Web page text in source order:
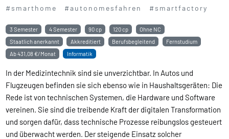
#smarthome #autonomesfahren #smartfactory
3 Semester 4 Semester 90 cp 120 cp
Ohne NC
Staatlich anerkannt
Akkreditiert Berufsbegleitend
Fernstudium
Ab431,08 €/Monat Informatik
In der Medizintechnik sind sie unverzichtbar. In Autos und
Flugzeugen befinden sie sich ebenso wie in Haushaltsgeräten: Die
Rede ist von technischen Systemen, die Hardware und Software
vereinen. Sie sind die treibende Kraft der digitalen Transformation
und sorgen dafür, dass technische Prozesse reibungslos gesteuert
und überwacht werden. Der steigende Einsatz solcher